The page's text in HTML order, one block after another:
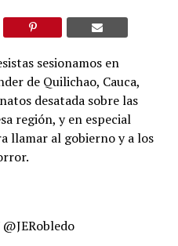
sesionamos en
de Quilichao, Cauca,
desatada sobre las
región, y en especial
llamar al gobierno y a los